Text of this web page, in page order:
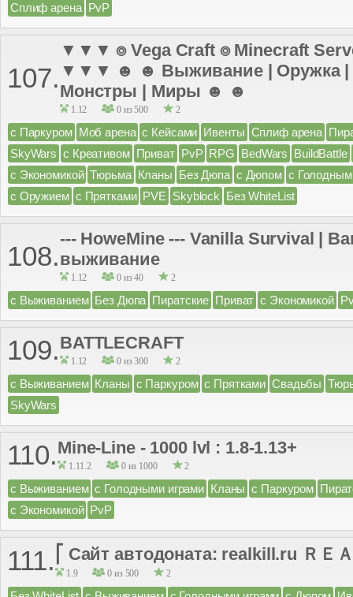
Сплиф арена PvP
107.
▼▼▼ ⌾ Vega Craft ⌾ Minecraft
▼▼▼ ☻ ☻ Выживание | Оружка |
Монстры | Миры ☻ ☻
1.12 0 из 500 2
с Паркуром Моб арена с Кейсами Ивенты Сплиф арена
SkyWars с Креативом Приват PvP RPG BedWars BuildBattle
с Экономикой Тюрьма Кланы Без Дюпа с Дюпом с
с Оружием с Прятками PVE Skyblock Без WhiteList
108.
--- HoweMine --- Vanilla Survival |
выживание
1.12 0 из 40 2
с Выживанием Без Дюпа Пиратские Приват с Экономикой
109.BATTLECRAFT
1.12 0 из 300 2
с Выживанием Кланы с Паркуром с Прятками Свадьбы
SkyWars
110.Mine-Line - 1000 lvl : 1.8-1.13+
1.11.2 0 из 1000 2
с Выживанием с Голодными играми Кланы с Паркуром
с Экономикой PvP
111. ⎡ Сайт автодоната: realkill.ru ＲＥ
1.9 0 из 500 2